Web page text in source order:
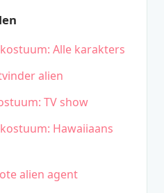
Alle karakters
alien
TV show
Hawaiiaans
alien agent